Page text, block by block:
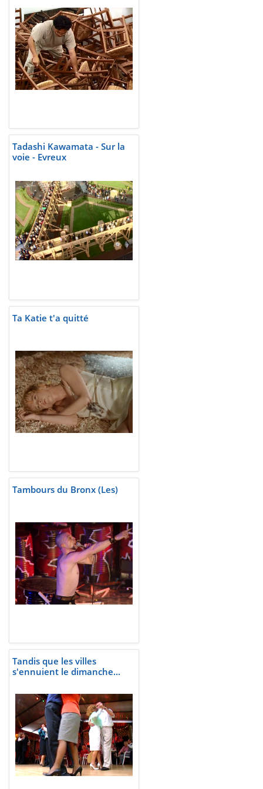
Tadashi Kawamata - Sur la
voie - Evreux
Ta Katie t'a quitté
Tambours du Bronx (Les)
Tandis que les villes
s'ennuient le dimanche...